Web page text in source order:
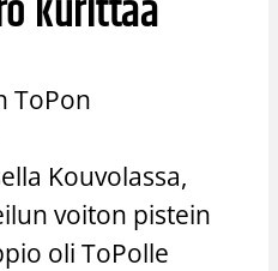
ToPon
Kouvolassa,
voiton pistein
oli ToPolle